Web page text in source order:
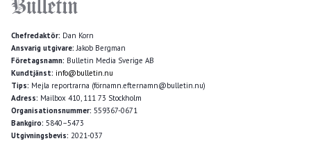
Chefredaktör: Dan Korn
Ansvarig utgivare: Jakob Bergman
Företagsnamn: Bulletin Media Sverige AB
Kundtjänst: info@bulletin.nu
Tips: Mejla reportrarna (förnamn.efternamn@bulletin.nu)
Adress: Mailbox 410, 111 73 Stockholm
Organisationsnummer: 559367-0671
Bankgiro: 5840–5473
Utgivningsbevis: 2021-037